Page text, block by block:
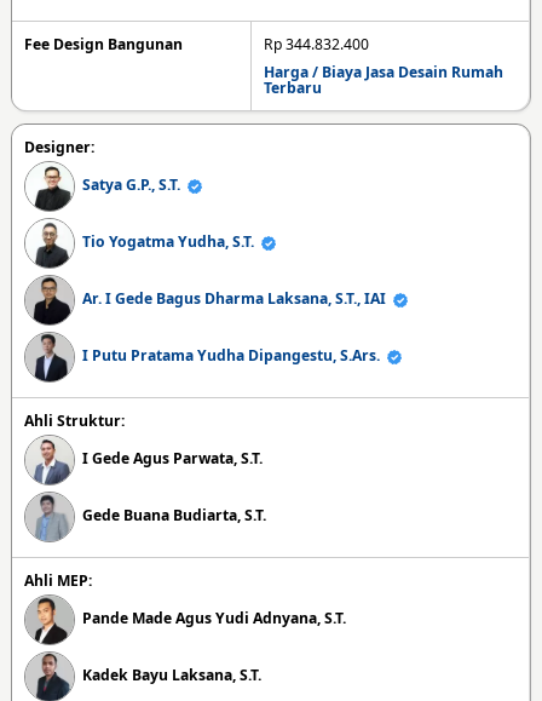
Fee Design Bangunan
Rp 344.832.400
Harga / Biaya Jasa Desain Rumah
Terbaru
Designer:
Satya G.P., S.T.
Tio Yogatma Yudha, S.T.
Ar. I Gede Bagus Dharma Laksana, S.T., IAI
I Putu Pratama Yudha Dipangestu, S.Ars.
Ahli Struktur:
I Gede Agus Parwata, S.T.
Gede Buana Budiarta, S.T.
Ahli MEP:
Pande Made Agus Yudi Adnyana, S.T.
Kadek Bayu Laksana, S.T.